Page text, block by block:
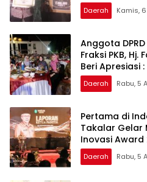
Daerah Kamis,
Anggota
Fraksi PKB,
Beri Apresiasi
Lentera
Apresiasi dan
Daerah Rabu, 5
Pertama di
Takalar Gelar
Inovasi Award
Penghargaan
Berprestasi
Daerah Rabu, 5